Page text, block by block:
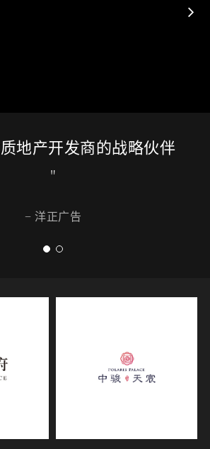
地产开发商的战略伙伴
"
− 洋正广告